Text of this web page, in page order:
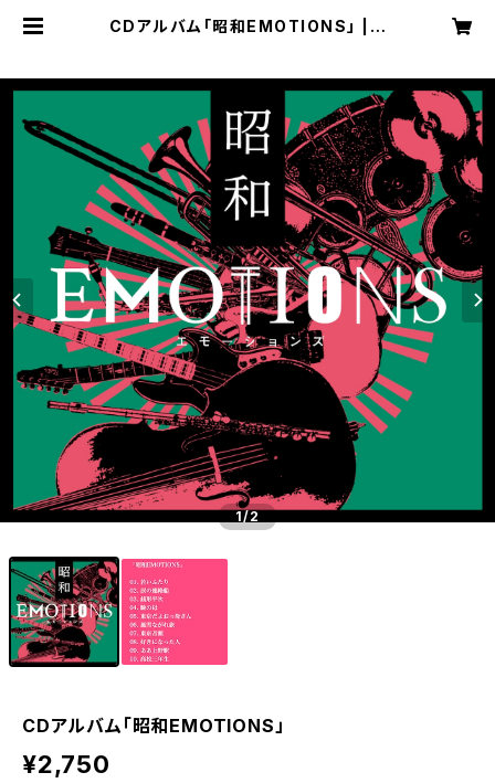
CDアルバム「昭和EMOTIONS」 | c
1/2
CDアルバム「昭和EMOTIONS」
¥2,750